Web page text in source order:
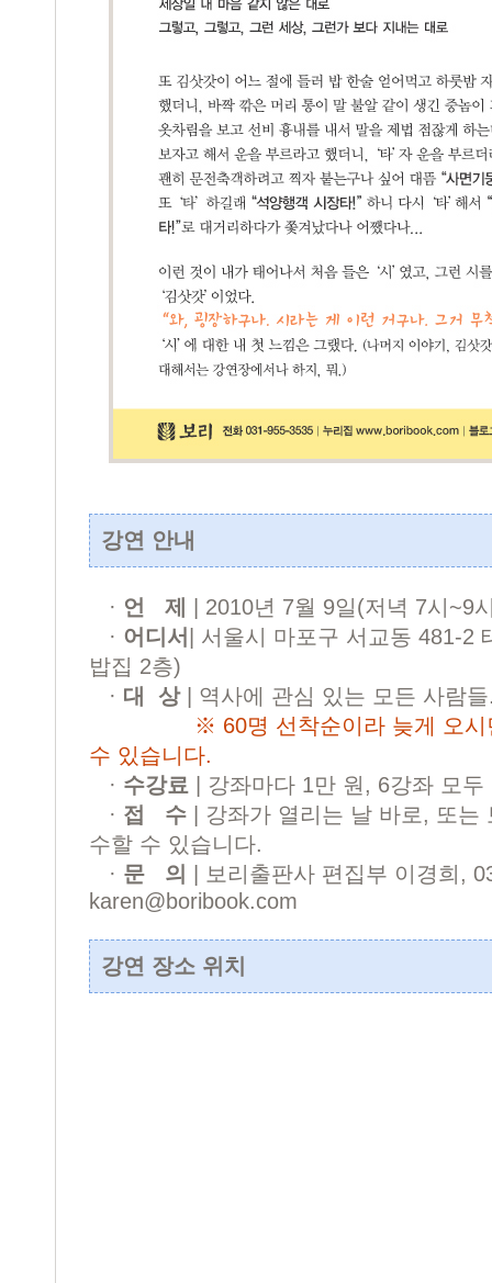
강연 안내
· 언 제
| 2010년 7월 9일(저녁 7시~9
· 어디서
| 서울시 마포구 서교동 481-2
밥집 2층)
· 대 상| 역사에 관심 있는 모든 사람
※ 60명 선착순이라 늦게 오
수 있습니다.
· 수강료 | 강좌마다 1만 원, 6강좌 모
· 접 수 | 강좌가 열리는 날 바로, 또는
수할 수 있습니다.
· 문 의
| 보리출판사 편집부 이경희,
karen@boribook.com
강연 장소 위치